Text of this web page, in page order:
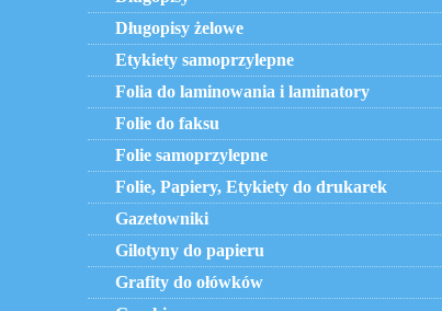
Długopisy żelowe
Etykiety samoprzylepne
Folia do laminowania i laminatory
Folie do faksu
Folie samoprzylepne
Folie, Papiery, Etykiety do drukarek
Gazetowniki
Gilotyny do papieru
Grafity do ołówków